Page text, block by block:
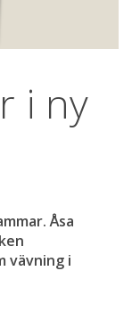
i ny
Åsa
vävning i